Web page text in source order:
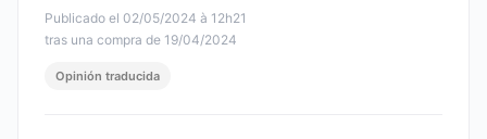
Publicado el 02/05/2024 à 12h21
tras una compra de 19/04/2024
Opinión traducida